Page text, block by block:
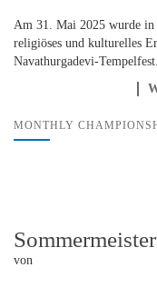
Am 31. Mai 2025 wurde in
religiöses und kulturelles
Navathurgadevi-Tempelfest.
MONTHLY
von